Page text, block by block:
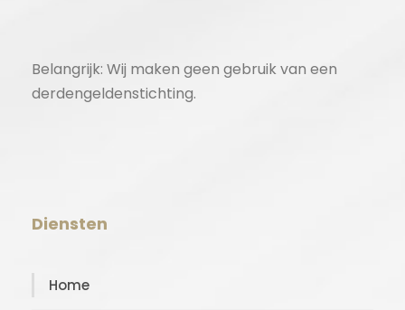
Belangrijk: Wij maken geen gebruik van een
derdengeldenstichting.
Diensten
Home